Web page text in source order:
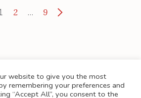
2 … 9
BUCHHANDEL AGB
website to give you the most
remembering your preferences and
“Accept All”, you consent to the